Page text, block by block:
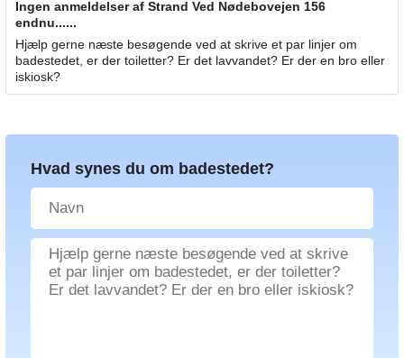
Ingen anmeldelser af Strand Ved Nødebovejen 156
endnu......
Hjælp gerne næste besøgende ved at skrive et par linjer om
badestedet, er der toiletter? Er det lavvandet? Er der en bro eller
iskiosk?
Hvad synes du om badestedet?